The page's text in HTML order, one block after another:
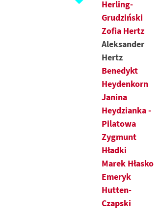
Ł
Herling-
Grudziński
Zofia Hertz
Aleksander
Hertz
Benedykt
Heydenkorn
Janina
Heydzianka -
Pilatowa
Zygmunt
Hładki
Marek Hłasko
Emeryk
Hutten-
Czapski